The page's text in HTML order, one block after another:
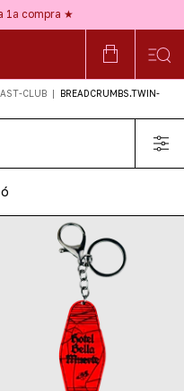
1ª compra ★
★
CLUB |
BREADCRUMBS.TWIN-